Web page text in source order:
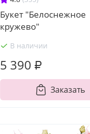
Букет "Белоснежное
кружево"
В наличии
5 390 ₽
Заказать